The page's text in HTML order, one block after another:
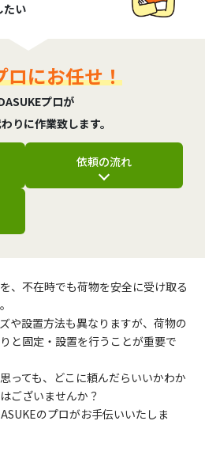
たい
ロにお任せ！
プロが
りに作業致します。
依頼の流れ
、不在時でも荷物を安全に受け取る
や設置方法も異なりますが、荷物の
と固定・設置を行うことが重要で
っても、どこに頼んだらいいかわか
ございませんか？
のプロがお手伝いいたしま